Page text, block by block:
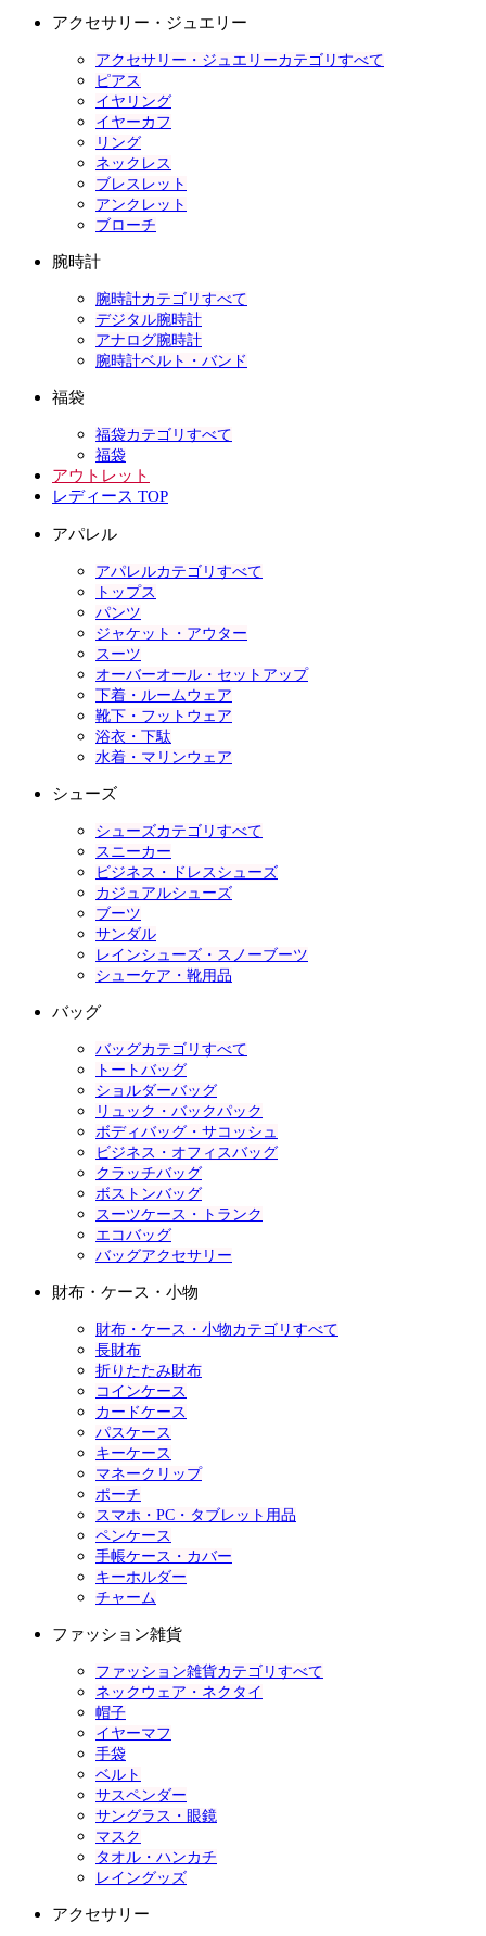
アクセサリー・ジュエリー
アクセサリー・ジュエリーカテゴリすべて
ピアス
イヤリング
イヤーカフ
リング
ネックレス
ブレスレット
アンクレット
ブローチ
腕時計
腕時計カテゴリすべて
デジタル腕時計
アナログ腕時計
腕時計ベルト・バンド
福袋
福袋カテゴリすべて
福袋
アウトレット
レディース TOP
アパレル
アパレルカテゴリすべて
トップス
パンツ
ジャケット・アウター
スーツ
オーバーオール・セットアップ
下着・ルームウェア
靴下・フットウェア
浴衣・下駄
水着・マリンウェア
シューズ
シューズカテゴリすべて
スニーカー
ビジネス・ドレスシューズ
カジュアルシューズ
ブーツ
サンダル
レインシューズ・スノーブーツ
シューケア・靴用品
バッグ
バッグカテゴリすべて
トートバッグ
ショルダーバッグ
リュック・バックパック
ボディバッグ・サコッシュ
ビジネス・オフィスバッグ
クラッチバッグ
ボストンバッグ
スーツケース・トランク
エコバッグ
バッグアクセサリー
財布・ケース・小物
財布・ケース・小物カテゴリすべて
長財布
折りたたみ財布
コインケース
カードケース
パスケース
キーケース
マネークリップ
ポーチ
スマホ・PC・タブレット用品
ペンケース
手帳ケース・カバー
キーホルダー
チャーム
ファッション雑貨
ファッション雑貨カテゴリすべて
ネックウェア・ネクタイ
帽子
イヤーマフ
手袋
ベルト
サスペンダー
サングラス・眼鏡
マスク
タオル・ハンカチ
レイングッズ
アクセサリー